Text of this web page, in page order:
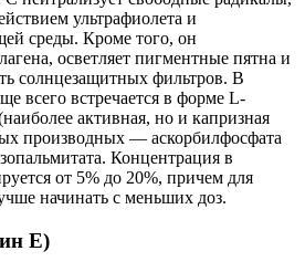
ультрафиолета и
среды. Кроме того, он
осветляет пигментные пятна и
солнцезащитных фильтров. В
всего встречается в форме L-
активная, но и капризная
производных — аскорбилфосфата
Концентрация в
от 5% до 20%, причем для
начинать с меньших доз.
E)